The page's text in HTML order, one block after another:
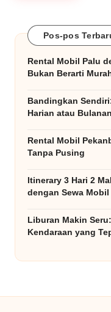
si
ai
&
a
Pos-pos
Rental Mobil Palu
Bukan Berarti
Bandingkan
Harian atau
Rental Mobil
Tanpa Pusing
Itinerary 3 Hari 2
dengan Sewa
Liburan Makin
Kendaraan yang